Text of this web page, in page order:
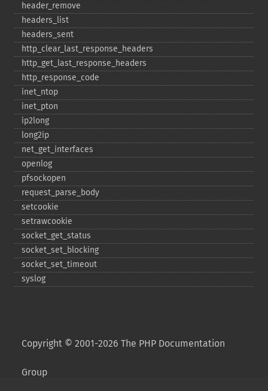
header_​remove
headers_​list
headers_​sent
http_​clear_​last_​response_​headers
http_​get_​last_​response_​headers
http_​response_​code
inet_​ntop
inet_​pton
ip2long
long2ip
net_​get_​interfaces
openlog
pfsockopen
request_​parse_​body
setcookie
setrawcookie
socket_​get_​status
socket_​set_​blocking
socket_​set_​timeout
syslog
Copyright © 2001-2026 The PHP Documentation
Group